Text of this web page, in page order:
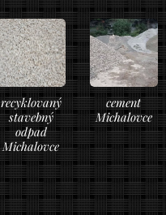
recyklovaný
stavebný
odpad
Michalovce
cement
Michalovce